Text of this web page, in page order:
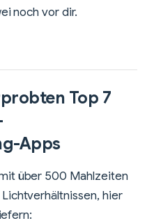
noch vor dir.
Top 7
Apps
über 500 Mahlzeiten
hier